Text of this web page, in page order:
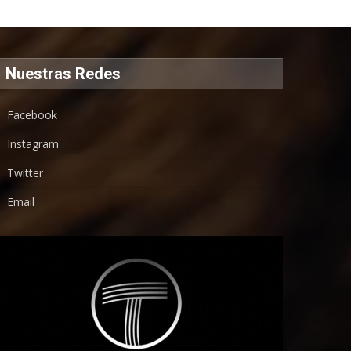
Nuestras Redes
Facebook
Instagram
Twitter
Email